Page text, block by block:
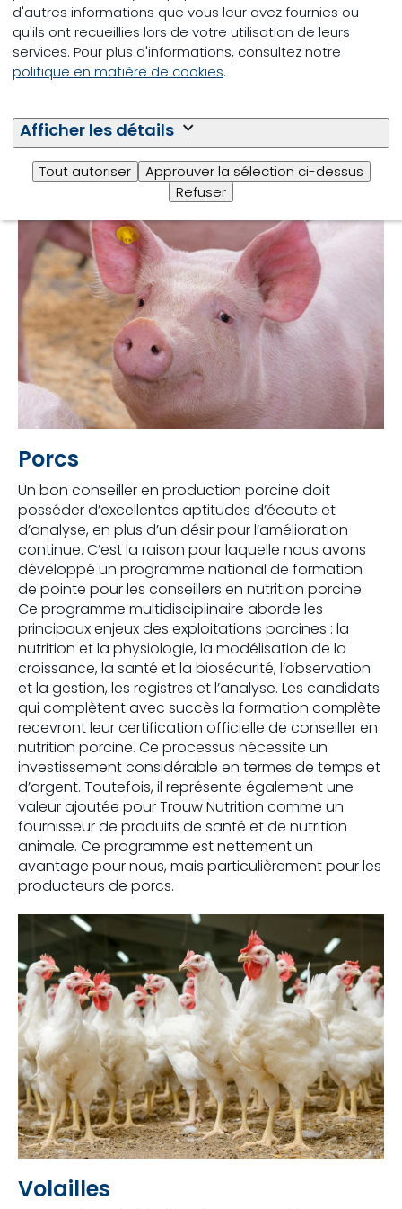
d'autres informations que vous leur avez fournies ou
qu'ils ont recueillies lors de votre utilisation de leurs
services. Pour plus d'informations, consultez notre
politique en matière de cookies.
Afficher les détails
Tout autoriser
Approuver la sélection ci-dessus
Refuser
notre équipe en production laitière utilisent une
approche globale et leurs
connaissancesdesdifférents domaines de la
gestion d’élevage (et non juste la nutrition) pour
pour trouver les occasions de maximiser la
productivité de votre troupeau et la rentabilité de
votre entreprise.
Porcs
Un bon conseiller en production porcine doit
posséder d’excellentes aptitudes d’écoute et
d’analyse, en plus d’un désir pour l’amélioration
continue. C’est la raison pour laquelle nous avons
développé un programme national de formation
de pointe pour les conseillers en nutrition porcine.
Ce programme multidisciplinaire aborde les
principaux enjeux des exploitations porcines : la
nutrition et la physiologie, la modélisation de la
croissance, la santé et la biosécurité, l’observation
et la gestion, les registres et l’analyse. Les candidats
qui complètent avec succès la formation complète
recevront leur certification officielle de conseiller en
nutrition porcine. Ce processus nécessite un
investissement considérable en termes de temps et
d’argent. Toutefois, il représente également une
valeur ajoutée pour Trouw Nutrition comme un
fournisseur de produits de santé et de nutrition
animale. Ce programme est nettement un
avantage pour nous, mais particulièrement pour les
producteurs de porcs.
Volailles